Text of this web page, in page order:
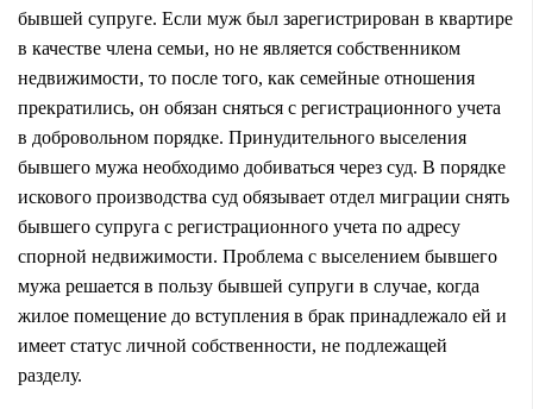
бывшей супруге. Если муж был зарегистрирован в квартире
в качестве члена семьи, но не является собственником
недвижимости, то после того, как семейные отношения
прекратились, он обязан сняться с регистрационного учета
в добровольном порядке. Принудительного выселения
бывшего мужа необходимо добиваться через суд. В порядке
искового производства суд обязывает отдел миграции снять
бывшего супруга с регистрационного учета по адресу
спорной недвижимости. Проблема с выселением бывшего
мужа решается в пользу бывшей супруги в случае, когда
жилое помещение до вступления в брак принадлежало ей и
имеет статус личной собственности, не подлежащей
разделу.